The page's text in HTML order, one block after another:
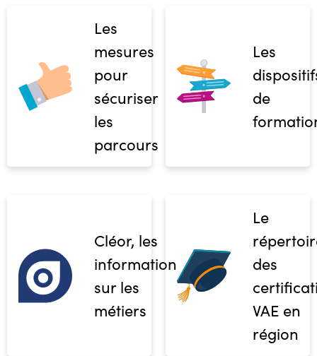
Les
mesures
pour
sécuriser
les
parcours
Les
de
Cléor, les
informations
sur les
métiers
Le
des
VAE en
région